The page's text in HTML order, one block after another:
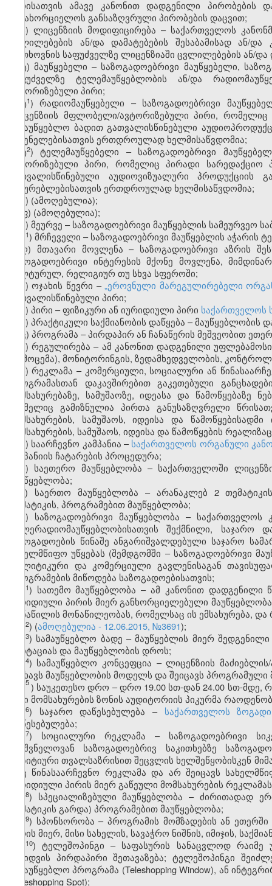
პირისათვის ამავე კანონით დადგენილი პირობების
განახორციელოს განსაზღვრული პირობების დაცვით;
ს) ლიცენზიის მოდიფიცირება – საქართველოს
ცვლილებების ან/და დამატებების შესაბამისად ან/
მოთხოვნის საფუძველზე ლიცენზიაში ცვლილებების ან/და
ტ) მაუწყებელი – საზოგადოებრივი მაუწყებელი,
საფუძველზე ტელემაუწყებლობის ან/და
ავტორიზებული პირი;
ტ​1) რადიომაუწყებელი – საზოგადოებრივი
ლიცენზიის მფლობელი/ავტორიზებული პირი,
სამაუწყებლო ბადით გათვალისწინებული
მსმენელებისათვის ერთდროულად ხელმისაწვდომია;
ტ​2) ტელემაუწყებელი – საზოგადოებრივი
ავტორიზებული პირი, რომელიც პირადი სარედაქციო
გათვალისწინებული აუდიოვიზუალური
მაყურებლებისათვის ერთდროულად ხელმისაწვდომია;
უ) (ამოღებულია);
ფ) (ამოღებულია);
ქ) მეურვე – საზოგადოებრივი მაუწყებლის სამეურვეო
​1) მრჩეველი – საზოგადოებრივი მაუწყებლის აჭარის
ღ) მთავარი მოვლენა – საზოგადოებრივი აზრის
საზოგადოებრივი ინტერესის მქონე მოვლენა,
კულტურულ, რელიგიურ თუ სხვა სფეროში;
ყ) ოჯახის წევრი –„ეროვნული მარეგულირებელი
გათვალისწინებული პირი;
შ) პირი – ფიზიკური ან იურიდიული პირი საქართველოს
ჩ) პრაქტიკული საქმიანობის დაწყება – მაუწყებლობის
ც) პროგრამა – პირდაპირ ან ჩანაწერის მეშვეობით
ძ) რეგულირება – ამ კანონით დადგენილი
(გამოცემა), მონიტორინგის, ზედამხედველობის,
წ) რეკლამა – კომერციული, სოციალური ან
პროგრამასთან დაკავშირებით გაკეთებული
მომსახურებაზე, სამუშაოზე, იდეასა და
რომელიც გამიზნულია პირთა განუსაზღვრელი
მომსახურების, სამუშაოს, იდეისა და
მომსახურების, სამუშაოს, იდეისა და წამოწყების
ჭ) საარჩევნო კამპანია – საქართველოს ორგანული
კამპანიის ჩატარების პროცედურა;
ხ) საეთერო მაუწყებლობა – საქართველოში
მაუწყებლობა;
ჯ) საერთო მაუწყებლობა – არანაკლებ 2
თემატიკის, პროგრამებით მაუწყებლობა;
ჰ) საზოგადოებრივი მაუწყებლობა – საქართველოს
ტელერადიომაუწყებლობისათვის შექმნილი, საჯარო
საზოგადოების წინაშე ანგარიშვალდებული საჯარო
სახელმწიფო უწყებას (შემდგომში – საზოგადოებრივი
პოლიტიკური და კომერციული გავლენისაგან
პროგრამების მიწოდება საზოგადოებისათვის;
​1) სათემო მაუწყებლობა – ამ კანონით
იურიდიული პირის მიერ განხორციელებული
იმ ნაწილის მონაწილეობას, რომელსაც ის ემსახურება,
​2) (ამოღებულია - 12.06.2015, №3691);
​3) სამაუწყებლო ბადე – მაუწყებლის მიერ
ანოტაციას და მაუწყებლობის დროს;
​4) სამაუწყებლო კონცეფცია – ლიცენზიის
ასახავს მაუწყებლობის მოდელს და შეიცავს
5 ) საუკეთესო დრო – დრო 19.00 სთ-დან 24.00 სთ-მდე,
მისი მომსახურების ზონის აუდიტორიის პიკურმა
​6) საჯარო დაწესებულება – საქართველოს
დაწესებულება;
​7) სოციალური რეკლამა – საზოგადოებრივი
მნიშვნელოვან საზოგადოებრივ საკითხებზე
პოზიტიური თვალსაზრისით შეცვლის ხელშეწყობისკენ
არც წინასაარჩევნო რეკლამა და არ შეიცავს
იურიდიული პირის მიერ გაწეული მომსახურების
​8) სპეციალიზებული მაუწყებლობა – ძირითადად
თემატიკის გარდა) პროგრამებით მაუწყებლობა;
​9) სპონსორობა – პროგრამის მომზადების ან ეთერში
პირის მიერ, მისი სახელის, სავაჭრო ნიშნის, იმიჯის,
​10) ტელეშოპინგი – საფასურის სანაცვლოდ რაიმე
მიყიდვის პირდაპირი შეთავაზება; ტელეშოპინგი
სამაუწყებლო პროგრამა (Teleshopping Window), ან
(Teleshopping Spot);